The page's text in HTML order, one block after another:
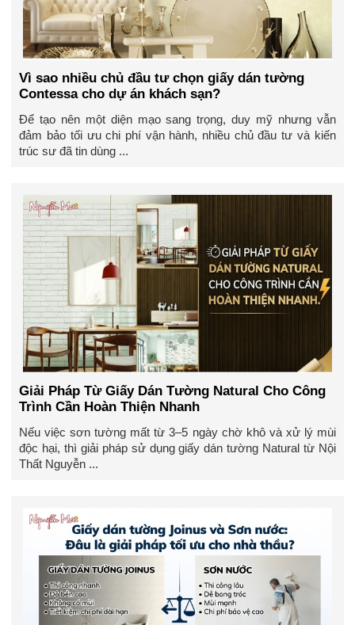
Vì sao nhiều chủ đầu tư chọn giấy dán tường
Contessa cho dự án khách sạn?
Để tạo nên một diện mạo sang trọng, duy mỹ nhưng vẫn
đảm bảo tối ưu chi phí vận hành, nhiều chủ đầu tư và kiến
trúc sư đã tin dùng ...
Giải Pháp Từ Giấy Dán Tường Natural Cho Công
Trình Cần Hoàn Thiện Nhanh
Nếu việc sơn tường mất từ 3–5 ngày chờ khô và xử lý mùi
độc hại, thì giải pháp sử dụng giấy dán tường Natural từ Nội
Thất Nguyễn ...